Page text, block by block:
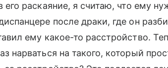
раскаяние, я считаю, что ему
после драки, где он
ему какое-то расстройство.
нарваться на такого, который